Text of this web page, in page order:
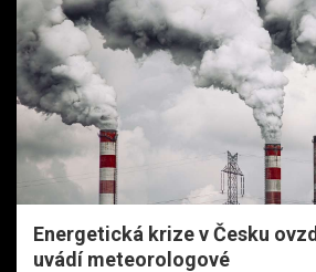
Energetická krize v Česku
uvádí meteorologové